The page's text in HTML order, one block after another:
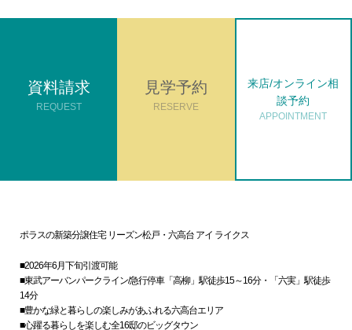
資料請求
REQUEST
見学予約
RESERVE
来店/オンライン相
談予約
APPOINTMENT
ポラスの新築分譲住宅 リーズン松戸・六高台 アイ ライクス
■2026年6月下旬引渡可能
■東武アーバンパークライン/急行停車「高柳」駅徒歩15～16分・「六実」駅徒歩
14分
■豊かな緑と暮らしの楽しみがあふれる六高台エリア
■心躍る暮らしを楽しむ全16邸のビッグタウン